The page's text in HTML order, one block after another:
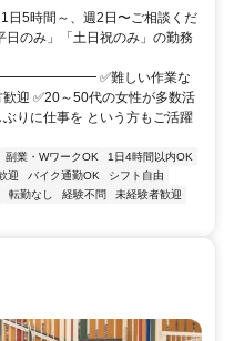
日5時間～、週2日〜ご相談くだ
のみ」「土日祝のみ」の勤務
✅難しい作業な
迎 ✅20～50代の女性が多数活
りに仕事を という方もご活躍
副業・WワークOK
1日4時間以内OK
迎 バイク通勤OK
シフト自由
転勤なし 経験不問
未経験者歓迎